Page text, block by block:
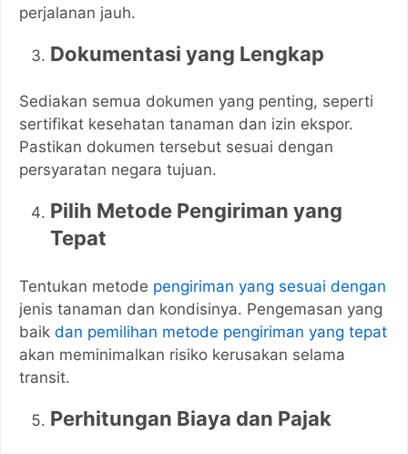
perjalanan jauh.
Dokumentasi yang Lengkap
Sediakan semua dokumen yang penting, seperti
sertifikat kesehatan tanaman dan izin ekspor.
Pastikan dokumen tersebut sesuai dengan
persyaratan negara tujuan.
Pilih Metode Pengiriman yang
Tepat
Tentukan metode pengiriman yang sesuai dengan
jenis tanaman dan kondisinya. Pengemasan yang
baik dan pemilihan metode pengiriman yang tepat
akan meminimalkan risiko kerusakan selama
transit.
Perhitungan Biaya dan Pajak